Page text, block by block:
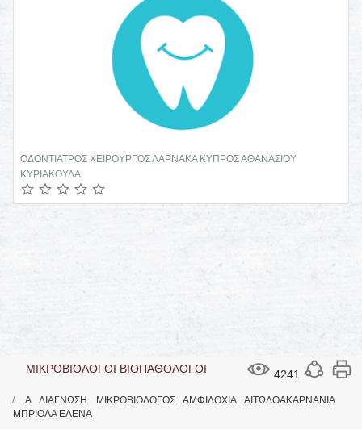
ΟΔΟΝΤΙΑΤΡΟΣ ΧΕΙΡΟΥΡΓΟΣ ΛΑΡΝΑΚΑ ΚΥΠΡΟΣ ΑΘΑΝΑΣΙΟΥ
ΚΥΡΙΑΚΟΥΛΑ
4241
ΜΙΚΡΟΒΙΟΛΟΓΟΙ ΒΙΟΠΑΘΟΛΟΓΟΙ
Α ΔΙΑΓΝΩΣΗ ΜΙΚΡΟΒΙΟΛΟΓΟΣ ΑΜΦΙΛΟΧΙΑ ΑΙΤΩΛΟΑΚΑΡΝΑΝΙΑ
ΜΠΡΙΟΛΑ ΕΛΕΝΑ